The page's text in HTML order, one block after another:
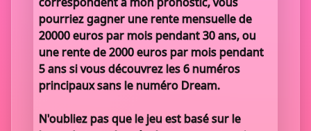
pourriez gagner une rente mensuelle de
20000 euros par mois pendant 30 ans, ou
une rente de 2000 euros par mois pendant
5 ans si vous découvrez les 6 numéros
principaux sans le numéro Dream.
N'oubliez pas que le jeu est basé sur le